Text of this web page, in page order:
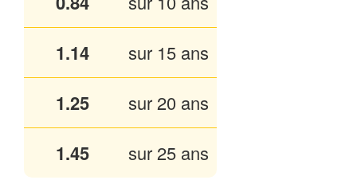
1.13 sur 15 ans
1.25 sur 20 ans
1.45 sur 25 ans